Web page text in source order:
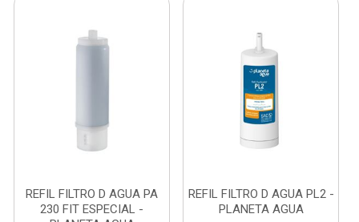
REFIL FILTRO D AGUA PA
230 FIT ESPECIAL -
REFIL FILTRO D AGUA PL2 -
PLANETA AGUA